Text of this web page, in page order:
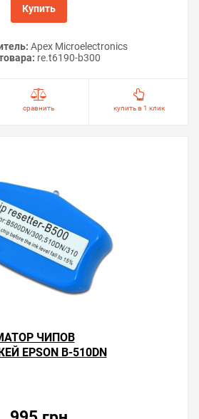
Купить
Apex Microelectronics
re.t6190-b300
сравнить купить в 1 клик
ЧИПОВ
EPSON B-510DN